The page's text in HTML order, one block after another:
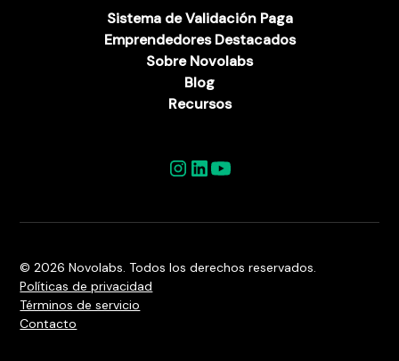
Sistema de Validación Paga
Emprendedores Destacados
Sobre Novolabs
Blog
Recursos
© 2026 Novolabs. Todos los derechos reservados.
Políticas de privacidad
Términos de servicio
Contacto